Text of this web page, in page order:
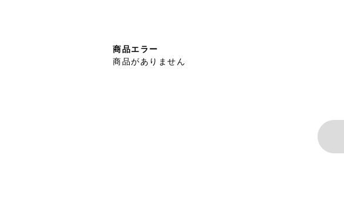
商品エラー
商品がありません